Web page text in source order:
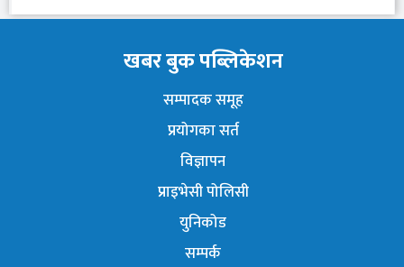
खबर बुक पब्लिकेशन
सम्पादक समूह
प्रयोगका सर्त
विज्ञापन
प्राइभेसी पोलिसी
युनिकोड
सम्पर्क